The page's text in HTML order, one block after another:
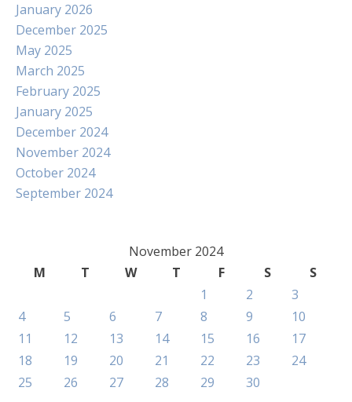
January 2026
December 2025
May 2025
March 2025
February 2025
January 2025
December 2024
November 2024
October 2024
September 2024
November 2024
M
T W T F S
S
1
2
3
4
5 6 7 8 9
10
11
12 13 14 15 16
17
18
19 20 21 22 23
24
25
26 27 28 29 30